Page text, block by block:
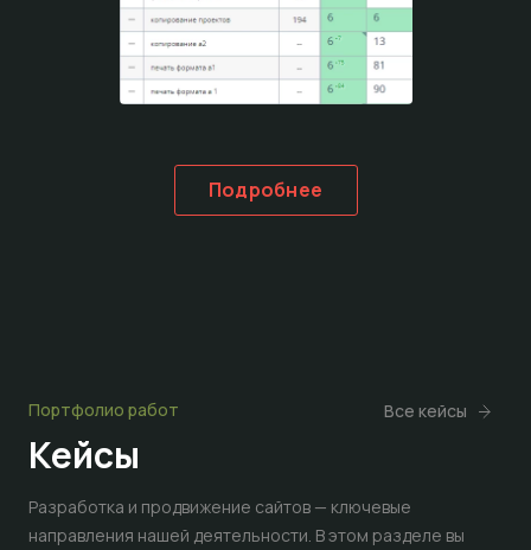
Подробнее
Портфолио работ
Кейсы
Все кейсы
Разработка и продвижение сайтов — ключевые
направления нашей деятельности. В этом разделе вы